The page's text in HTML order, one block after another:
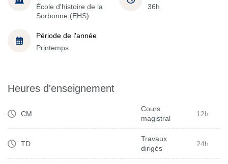
École d'histoire de la
Sorbonne (EHS)
36h
Période de l'année
Printemps
Heures d'enseignement
CM
Cours
magistral
12h
TD
Travaux
dirigés
24h